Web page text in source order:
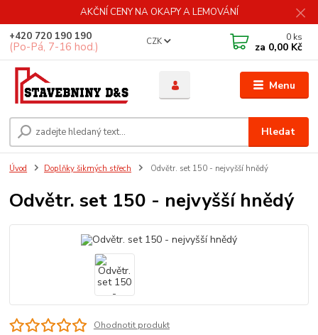
AKČNÍ CENY NA OKAPY A LEMOVÁNÍ
Menu
CZK
Hledat
+420 720 190 190
(Po-Pá, 7-16 hod.)
0 ks
za 0,00 Kč
Úvod Doplňky šikmých střech Odvětr. set 150 - nejvyšší hnědý
Odvětr. set 150 - nejvyšší hnědý
Ohodnotit produkt